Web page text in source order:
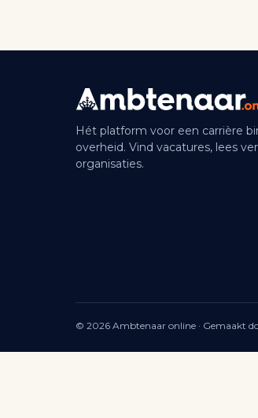
Hét platform voor een carrière
overheid. Vind vacatures, lees
organisaties.
© 2026 Ambtenaar online · Gemaakt